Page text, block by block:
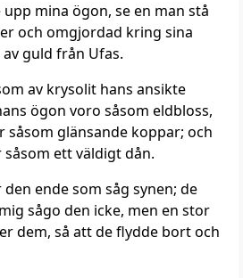
mina ögon, se en man stå
och omgjordad kring sina
guld från Ufas.
av krysolit hans ansikte
ögon voro såsom eldbloss,
glänsande koppar; och
ett väldigt dån.
den ende som såg synen; de
sågo den icke, men en stor
dem, så att de flydde bort och